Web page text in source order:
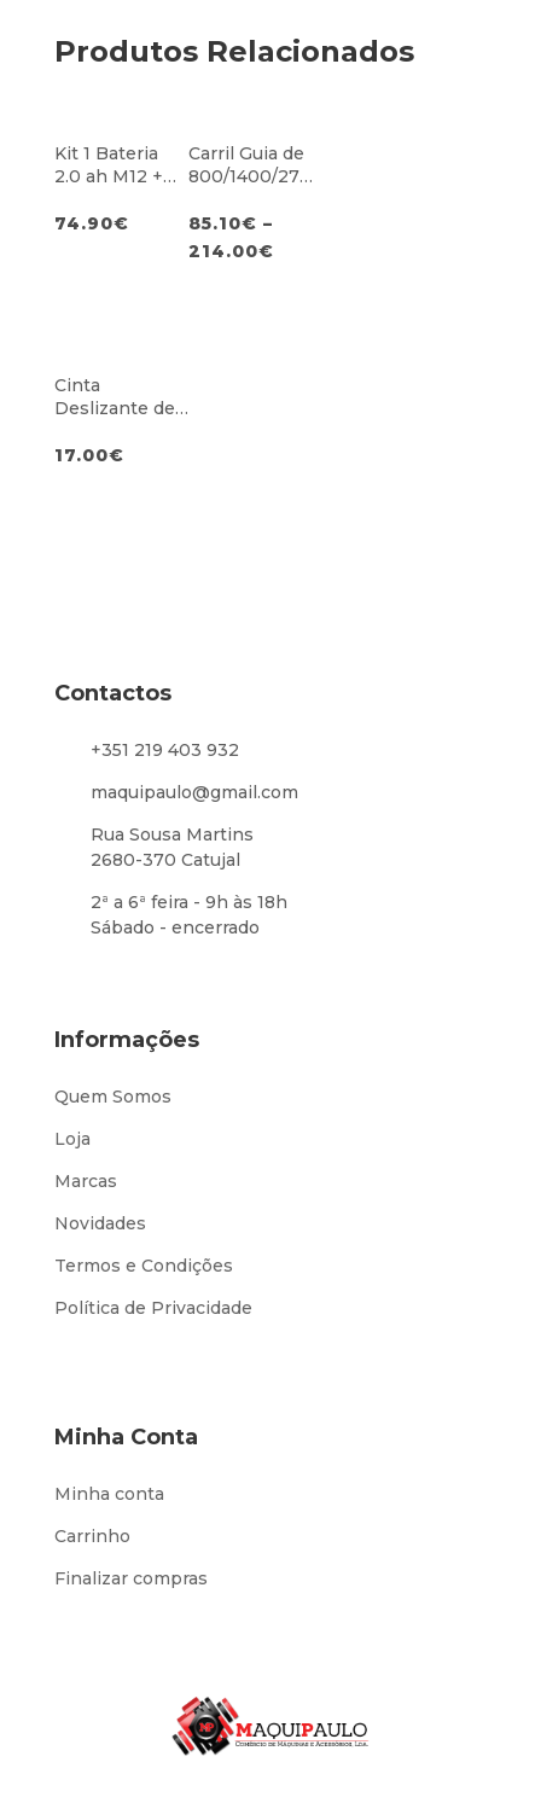
Produtos Relacionados
Kit 1 Bateria
2.0 ah M12 +
M12
74.90€
Carril Guia de
800/1400/270
85.10€ –
214.00€
Cinta
Deslizante de
17.00€
Contactos
+351 219 403 932
maquipaulo@gmail.com
Rua Sousa Martins
2680-370 Catujal
2ª a 6ª feira - 9h às 18h
Sábado - encerrado
Informações
Quem Somos
Loja
Marcas
Novidades
Termos e Condições
Política de Privacidade
Minha Conta
Minha conta
Carrinho
Finalizar compras